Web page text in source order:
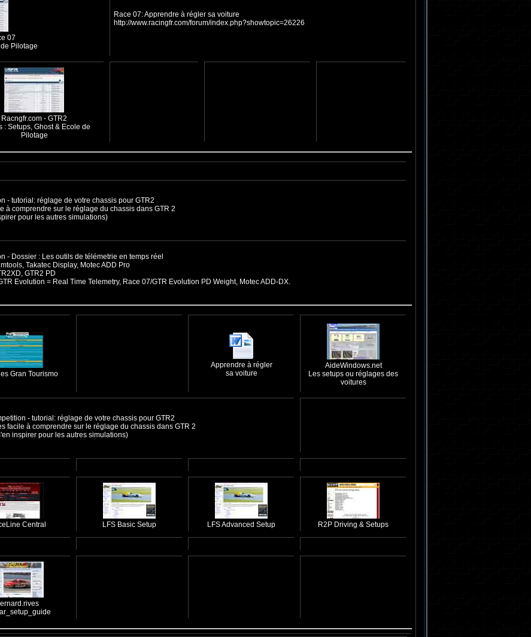
07
Pilotage
Race 07: Apprendre à régler sa voiture
http://www.racingfr.com/forum/index.php?showtopic=26226
Racngfr.com - GTR2
: Setups, Ghost & Ecole de
Pilotage
- tutorial: réglage de votre chassis pour GTR2
à comprendre sur le réglage du chassis dans GTR 2
pour les autres simulations)
- Dossier : Les outils de télémetrie en temps réel
Takatec Display, Motec ADD Pro
GTR2 PD
Evolution = Real Time Telemetry, Race 07/GTR Evolution PD Weight, Motec ADD-DX.
Gran Tourismo
Apprendre à régler
sa voiture
AideWindows.net
Les setups ou réglages des
voitures
- tutorial: réglage de votre chassis pour GTR2
facile à comprendre sur le réglage du chassis dans GTR 2
inspirer pour les autres simulations)
Central LFS Basic Setup LFS Advanced Setup R2P Driving & Setups